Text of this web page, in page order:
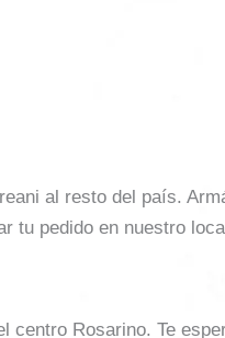
al resto del país.
tu pedido en nuestro
Rosarino. Te